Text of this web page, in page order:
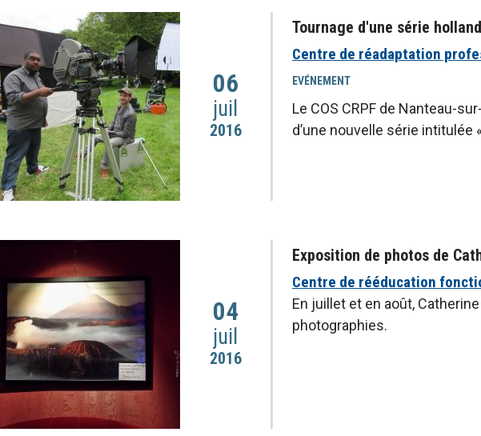
06
juil
2016
Tournage d'une série
Centre de réadaptation
EVÉNEMENT
Le COS CRPF de Nanteau-
d’une nouvelle série
04
juil
2016
Exposition de photos de
Centre de rééducation
En juillet et en août,
photographies.